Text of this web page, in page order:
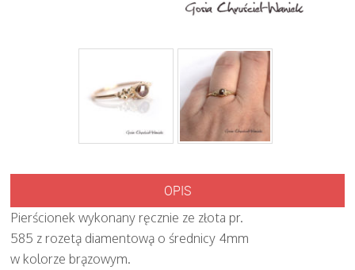
OPIS
Pierścionek wykonany ręcznie ze złota pr.
585 z rozetą diamentową o średnicy 4mm
w kolorze brązowym.